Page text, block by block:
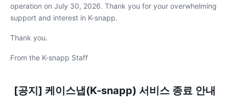
operation on July 30, 2026. Thank you for your overwhelming
support and interest in K-snapp.
Thank you.
From the K-snapp Staff
[공지] 케이스냅(K-snapp) 서비스 종료 안내